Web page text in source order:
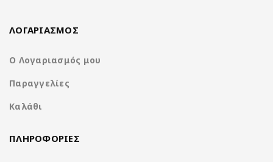
Ζήστε την καινοτομία και την ποιότητα της
1-Din receiver with capacitive screen
ΛΟΓΑΡΙΑΣΜΟΣ
Ο Λογαριασμός μου
Παραγγελίες
Καλάθι
ΠΛΗΡΟΦΟΡΙΕΣ